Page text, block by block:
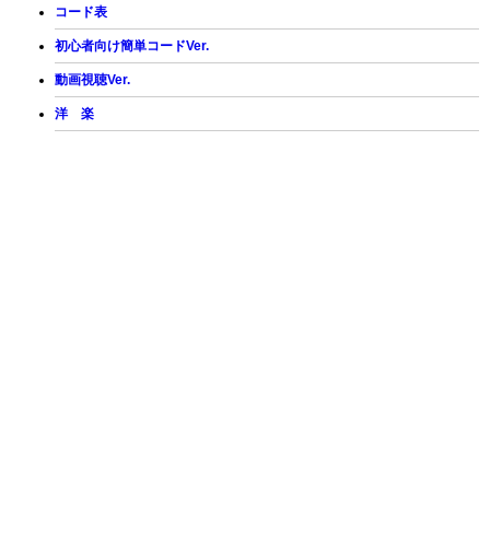
コード表
初心者向け簡単コードVer.
動画視聴Ver.
洋 楽